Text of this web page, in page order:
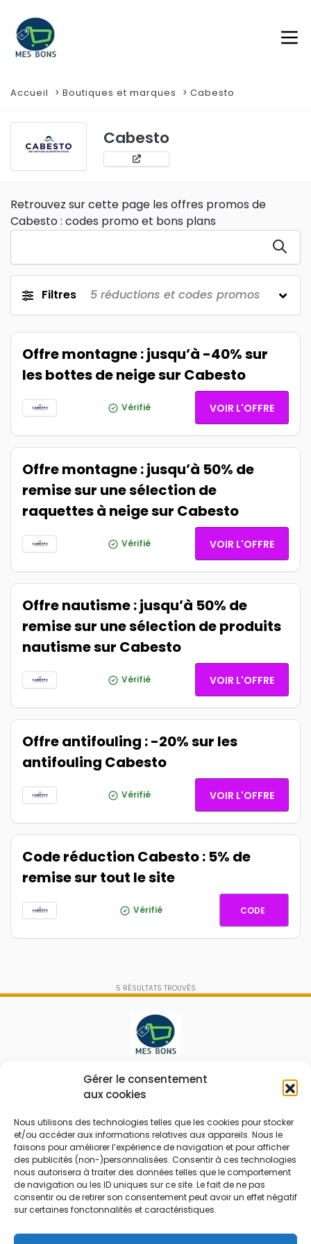
Gérer le consentement
aux cookies
Nous utilisons des technologies telles que les cookies pour stocker
et/ou accéder aux informations relatives aux appareils. Nous le
faisons pour améliorer l’expérience de navigation et pour afficher
des publicités (non-)personnalisées. Consentir à ces technologies
nous autorisera à traiter des données telles que le comportement
de navigation ou les ID uniques sur ce site. Le fait de ne pas
consentir ou de retirer son consentement peut avoir un effet négatif
sur certaines fonctonnalités et caractéristiques.
Accueil Boutiques et marques Cabesto
Cabesto
Retrouvez sur cette page les offres promos de
Cabesto : codes promo et bons plans
Filtres 5 réductions et codes promos
Offre montagne : jusqu’à -40% sur
les bottes de neige sur Cabesto
Vérifié VOIR L'OFFRE
Offre montagne : jusqu’à 50% de
remise sur une sélection de
raquettes à neige sur Cabesto
Vérifié VOIR L'OFFRE
Offre nautisme : jusqu’à 50% de
remise sur une sélection de produits
nautisme sur Cabesto
Vérifié VOIR L'OFFRE
Offre antifouling : -20% sur les
antifouling Cabesto
Vérifié VOIR L'OFFRE
Code réduction Cabesto : 5% de
remise sur tout le site
Vérifié CODE
5 RÉSULTATS TROUVÉS
Le prix peut être réduit !
FAQ
Qui sommes nous
Contactez-nous
Mentions légales
Code réduction
Bons plans
Soldes
French Days